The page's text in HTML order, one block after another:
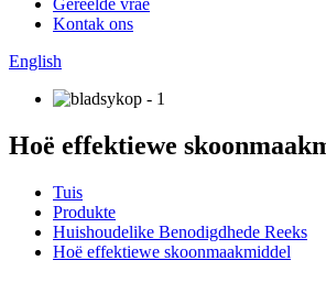
Gereelde vrae
Kontak ons
English
Hoë effektiewe
Tuis
Produkte
Huishoudelike Benodigdhede Reeks
Hoë effektiewe skoonmaakmiddel